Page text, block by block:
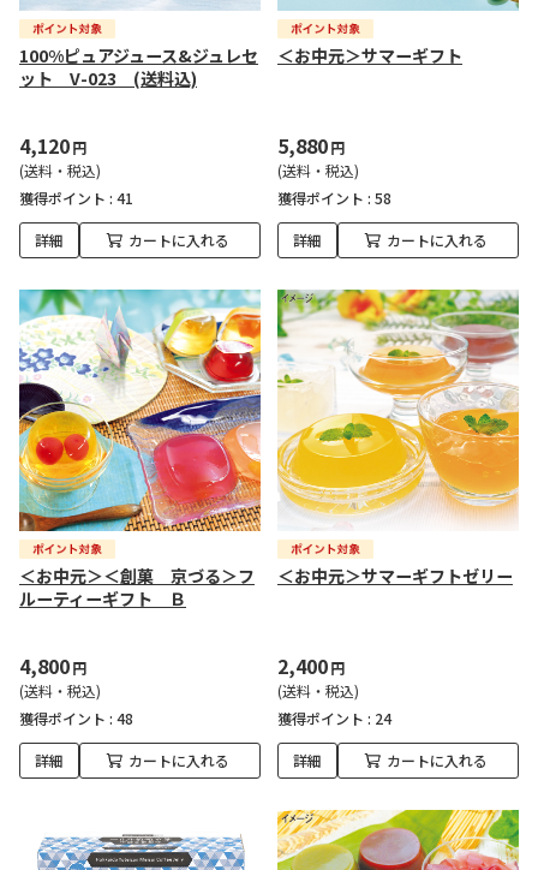
100%ピュアジュース&ジュレセ
ット V-023 (送料込)
4,120円
(送料・税込)
獲得ポイント : 41
詳細 カートに入れる
＜お中元＞サマーギフト
5,880円
(送料・税込)
獲得ポイント : 58
詳細 カートに入れる
＜お中元＞＜創菓 京づる＞フ
ルーティーギフト Ｂ
4,800円
(送料・税込)
獲得ポイント : 48
詳細 カートに入れる
＜お中元＞サマーギフトゼリー
2,400円
(送料・税込)
獲得ポイント : 24
詳細 カートに入れる